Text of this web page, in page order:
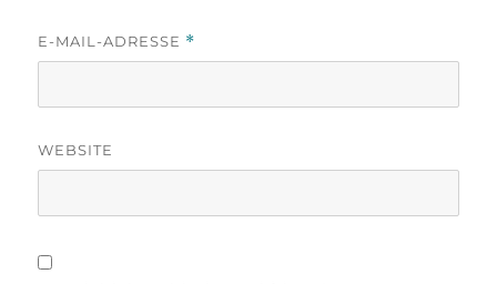
E-MAIL-ADRESSE *
WEBSITE